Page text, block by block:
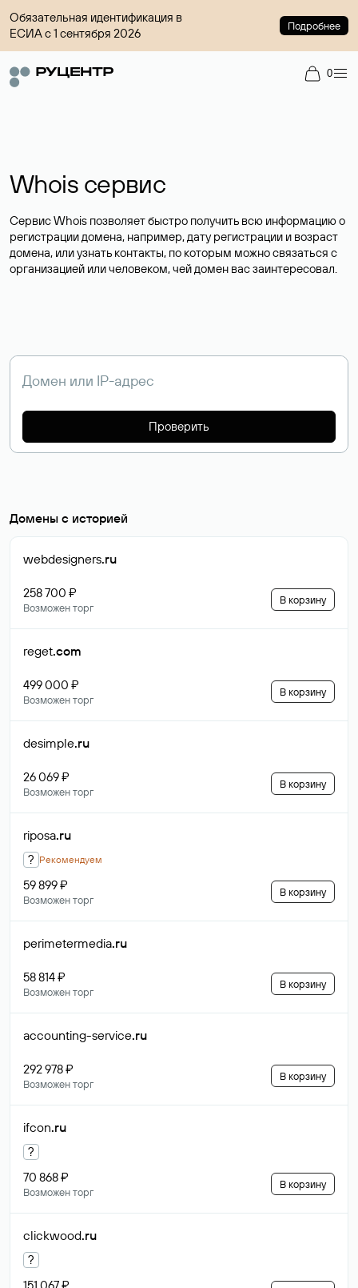
Обязательная идентификация в
ЕСИА с 1 сентября 2026
Подробнее
0
Whois сервис
Сервис Whois позволяет быстро получить всю информацию о
регистрации домена, например, дату регистрации и возраст
домена, или узнать контакты, по которым можно связаться с
организацией или человеком, чей домен вас заинтересовал.
Проверить
Домены с историей
webdesigners.ru
258 700 ₽
Возможен торг
В корзину
reget.com
499 000 ₽
Возможен торг
В корзину
desimple.ru
26 069 ₽
Возможен торг
В корзину
riposa.ru
? Рекомендуем
59 899 ₽
Возможен торг
В корзину
perimetermedia.ru
58 814 ₽
Возможен торг
В корзину
accounting-service.ru
292 978 ₽
Возможен торг
В корзину
ifcon.ru
?
70 868 ₽
Возможен торг
В корзину
clickwood.ru
?